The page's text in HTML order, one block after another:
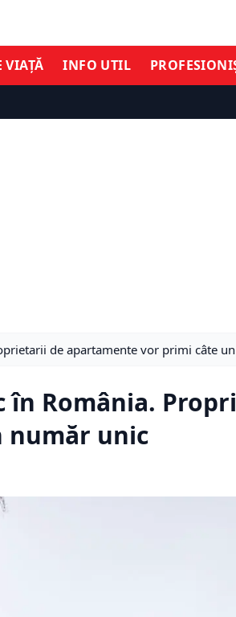
VIAȚĂ INFO UTIL
de apartamente vor primi câte
România.
număr unic